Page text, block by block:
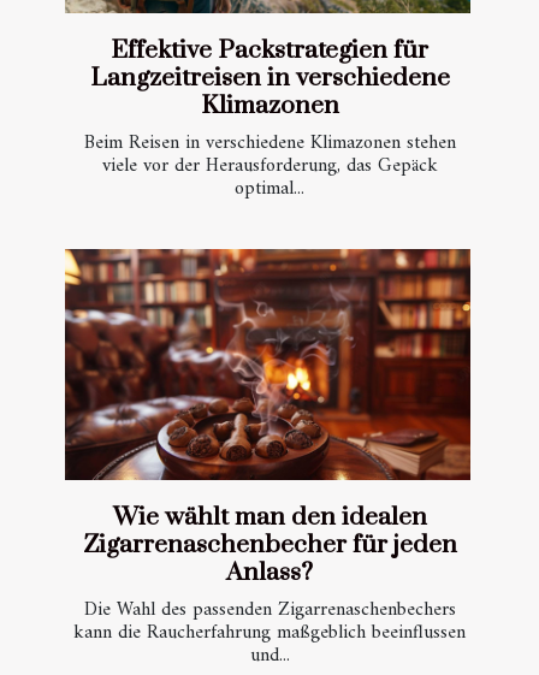
Effektive Packstrategien für
Langzeitreisen in verschiedene
Klimazonen
Beim Reisen in verschiedene Klimazonen stehen
viele vor der Herausforderung, das Gepäck
optimal...
Wie wählt man den idealen
Zigarrenaschenbecher für jeden
Anlass?
Die Wahl des passenden Zigarrenaschenbechers
kann die Raucherfahrung maßgeblich beeinflussen
und...